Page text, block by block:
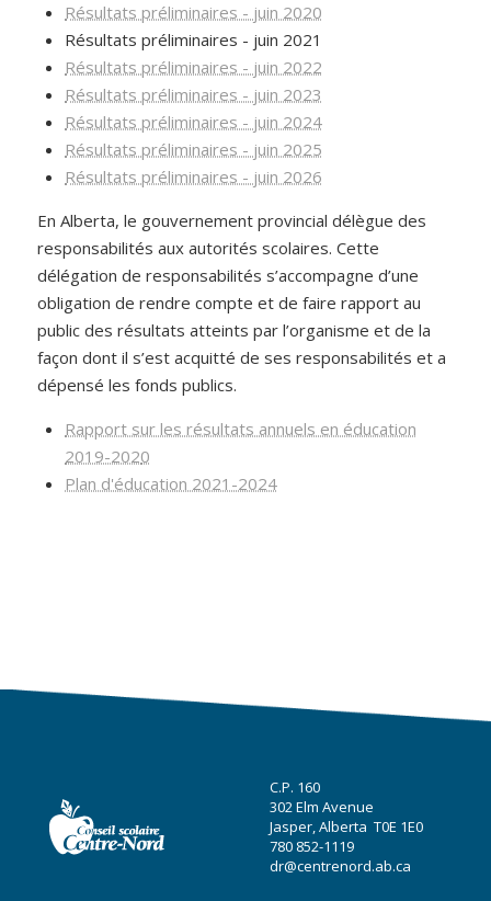
Résultats préliminaires - juin 2020
Résultats préliminaires - juin 2021
Résultats préliminaires - juin 2022
Résultats préliminaires - juin 2023
Résultats préliminaires - juin 2024
Résultats préliminaires - juin 2025
Résultats préliminaires - juin 2026
En Alberta, le gouvernement provincial délègue des
responsabilités aux autorités scolaires. Cette
délégation de responsabilités s’accompagne d’une
obligation de rendre compte et de faire rapport au
public des résultats atteints par l’organisme et de la
façon dont il s’est acquitté de ses responsabilités et a
dépensé les fonds publics.
Rapport sur les résultats annuels en éducation
2019-2020
Plan d'éducation 2021-2024
C.P. 160
302 Elm Avenue
Jasper, Alberta T0E 1E0
780 852-1119
dr@centrenord.ab.ca